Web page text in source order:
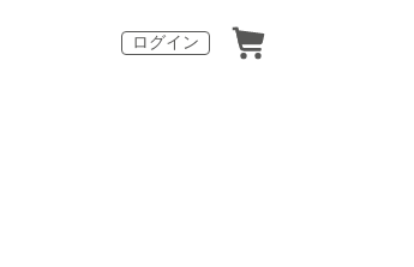
ログイン